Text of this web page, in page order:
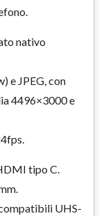
nativo
e JPEG, con
4496×3000 e
tipo C.
UHS-